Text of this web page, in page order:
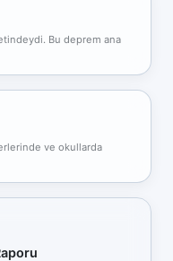
Bu deprem ana
ve okullarda